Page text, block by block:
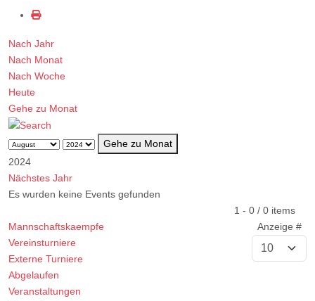
Nach Jahr
Nach Monat
Nach Woche
Heute
Gehe zu Monat
Gehe zu Monat
2024
Nächstes Jahr
Es wurden keine Events gefunden
1 - 0 / 0 items
Anzeige #
Mannschaftskaempfe
Vereinsturniere
Externe Turniere
Abgelaufen
Veranstaltungen